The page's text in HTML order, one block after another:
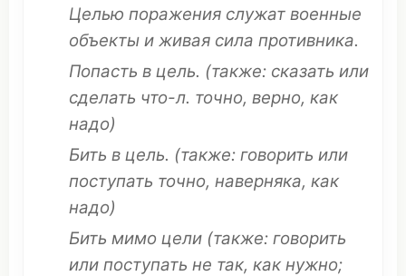
Целью поражения служат военные
объекты и живая сила противника.
Попасть в цель. (также: сказать или
сделать что-л. точно, верно, как
надо)
Бить в цель. (также: говорить или
поступать точно, наверняка, как
надо)
Бить мимо цели (также: говорить
или поступать не так, как нужно;